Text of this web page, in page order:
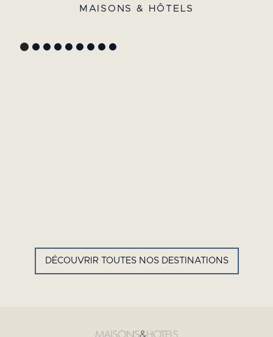
MAISONS & HÔTELS
DÉCOUVRIR TOUTES NOS DESTINATIONS